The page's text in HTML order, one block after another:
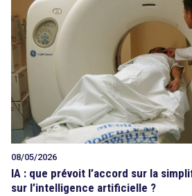
Tout sur le droit de
Rechercher
08/05/2026
IA : que prévoit l’accord sur la
sur l’intelligence artificielle ?
search